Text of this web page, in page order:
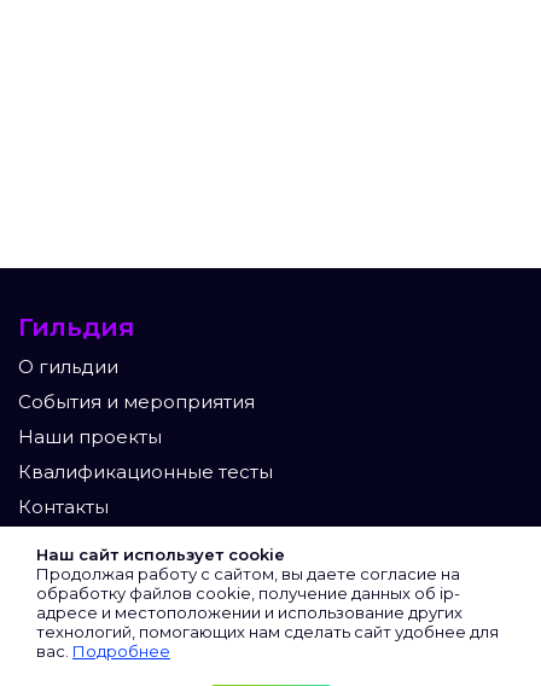
Гильдия
О гильдии
События и мероприятия
Наши проекты
Квалификационные тесты
Контакты
Участники
Экспертный клуб
Сертифицированные
Виртуальные
Наш сайт использует cookie
Продолжая работу с сайтом, вы даете согласие на
обработку файлов cookie, получение данных об ip-
адресе и местоположении и использование других
технологий, помогающих нам сделать сайт удобнее для
вас. Подробнее